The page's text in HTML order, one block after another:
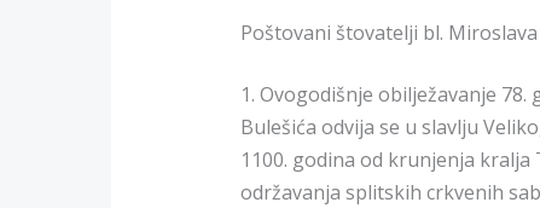
Poštovani štovatelji bl.
1. Ovogodišnje obilježavanje
Bulešića odvija se u slavlju
1100. godina od krunjenja
održavanja splitskih crkvenih